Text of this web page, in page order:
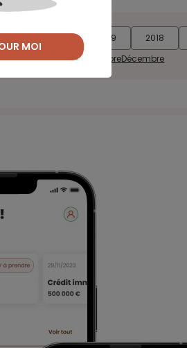
2019 2018
SeptembreOctobreNovembreDécembre
MOI